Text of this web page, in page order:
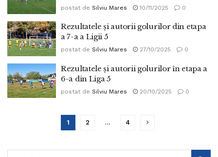
postat de Silviu Mares 10/11/2025 0
Rezultatele și autorii golurilor din etapa
a 7-a a Ligii 5
postat de Silviu Mares 27/10/2025 0
Rezultatele și autorii golurilor în etapa a
6-a din Liga 5
postat de Silviu Mares 20/10/2025 0
1 2 … 4